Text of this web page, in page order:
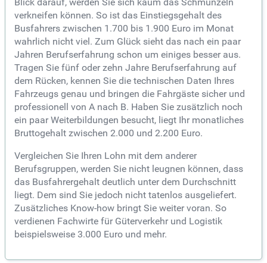
verkneifen können. So ist das Einstiegsgehalt des
Busfahrers zwischen 1.700 bis 1.900 Euro im Monat
wahrlich nicht viel. Zum Glück sieht das nach ein paar
Jahren Berufserfahrung schon um einiges besser aus.
Tragen Sie fünf oder zehn Jahre Berufserfahrung auf
dem Rücken, kennen Sie die technischen Daten Ihres
Fahrzeugs genau und bringen die Fahrgäste sicher und
professionell von A nach B. Haben Sie zusätzlich noch
ein paar Weiterbildungen besucht, liegt Ihr monatliches
Bruttogehalt zwischen 2.000 und 2.200 Euro.
Vergleichen Sie Ihren Lohn mit dem anderer
Berufsgruppen, werden Sie nicht leugnen können, dass
das Busfahrergehalt deutlich unter dem Durchschnitt
liegt. Dem sind Sie jedoch nicht tatenlos ausgeliefert.
Zusätzliches Know-how bringt Sie weiter voran. So
verdienen Fachwirte für Güterverkehr und Logistik
beispielsweise 3.000 Euro und mehr.